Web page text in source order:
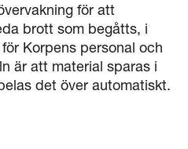
för att
brott som begåtts, i
Korpens personal och
är att material sparas i
det över automatiskt.